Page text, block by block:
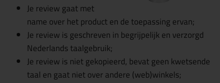
Je review gaat met
name over het product en de toepassing ervan;
Je review is geschreven in begrijpelijk en verzorgd
Nederlands taalgebruik;
Je review is niet gekopieerd, bevat geen kwetsende
taal en gaat niet over andere (web)winkels;